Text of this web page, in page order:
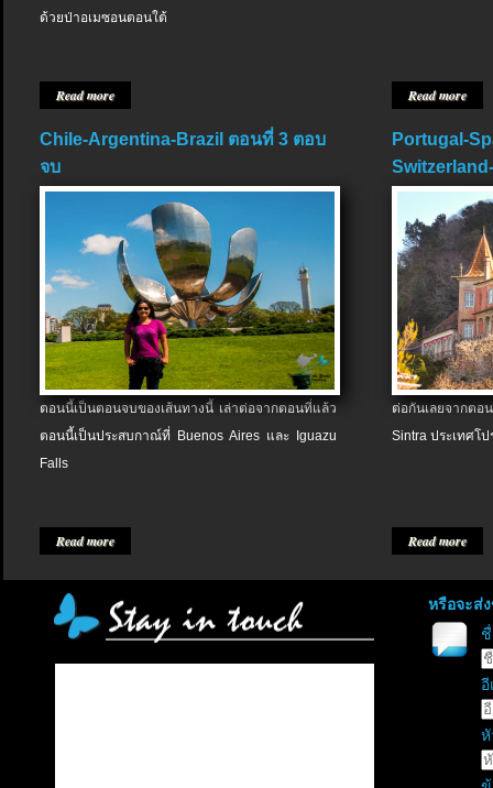
ด้วยป่าอเมซอนตอนใต้
Read more Read more
Chile-Argentina-Brazil ตอนที่ 3 ตอบ
จบ
ตอนนี้เป็นตอนจบของเส้นทางนี้ เล่าต่อจากตอนที่แล้ว
ตอนนี้เป็นประสบกาณ์ที่ Buenos Aires และ Iguazu
Falls
Read more
Portugal-
ต่อกันเลยจากต
Sintra ประเทศโป
Read more
หรือจะส่
อี
หั